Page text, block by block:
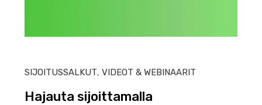
SIJOITUSSALKUT,VIDEOT & WEBINAARIT
Hajauta sijoittamalla